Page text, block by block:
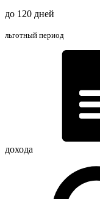
до 120 дней
льготный период
дохода